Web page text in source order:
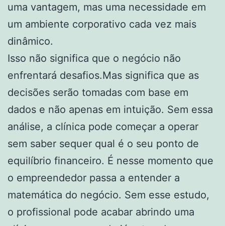
uma vantagem, mas uma necessidade em
um ambiente corporativo cada vez mais
dinâmico.
Isso não significa que o negócio não
enfrentará desafios.Mas significa que as
decisões serão tomadas com base em
dados e não apenas em intuição. Sem essa
análise, a clínica pode começar a operar
sem saber sequer qual é o seu ponto de
equilíbrio financeiro. É nesse momento que
o empreendedor passa a entender a
matemática do negócio. Sem esse estudo,
o profissional pode acabar abrindo uma